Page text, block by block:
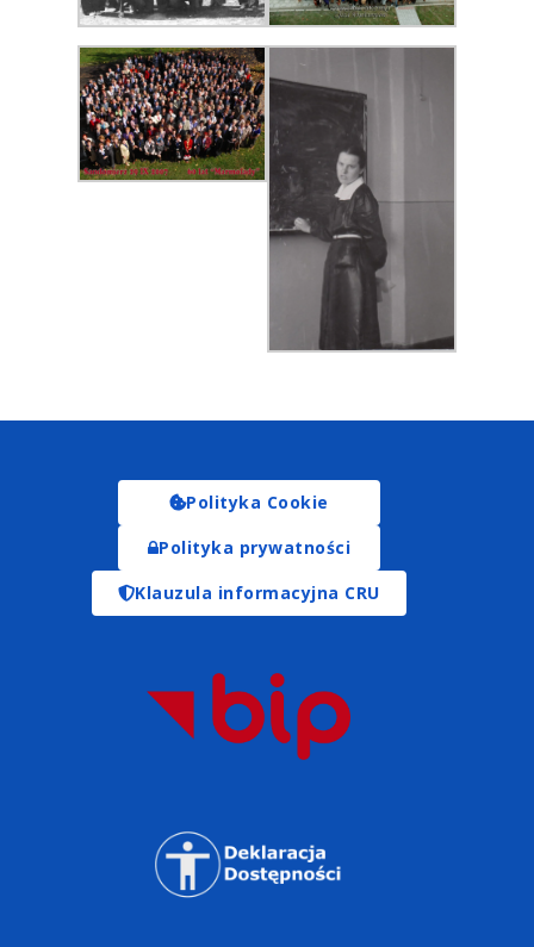
Polityka Cookie
Polityka prywatności
Klauzula informacyjna CRU